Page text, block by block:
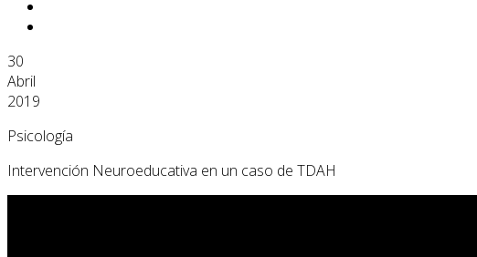
30
Abril
2019
Psicología
Intervención Neuroeducativa en un caso de TDAH